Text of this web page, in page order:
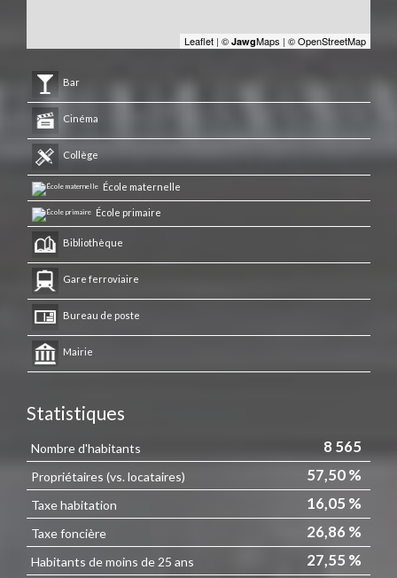
Leaflet | © JawgMaps | © OpenStreetMap
Bar
Cinéma
Collège
École maternelle
École primaire
Bibliothèque
Gare ferroviaire
Bureau de poste
Mairie
Statistiques
Nombre d'habitants 8 565
Propriétaires (vs. locataires) 57,50 %
Taxe habitation 16,05 %
Taxe foncière 26,86 %
Habitants de moins de 25 ans 27,55 %